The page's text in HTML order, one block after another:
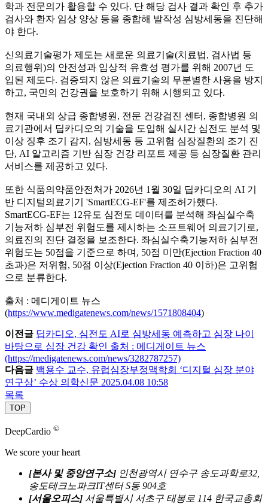
학과 전문의가 활용할 수 있다. 단 해당 검사 결과 확인 후 추가
검사와 환자 임상 양상 등을 종합해 발작성 심방세동을 진단해
야 한다.
신의료기술평가 제도는 새로운 의료기술(치료법, 검사법 등
의료행위)의 안전성과 임상적 유효성 평가를 위해 2007년 도
입된 제도다. 검증되지 않은 의료기술의 무분별한 사용을 방지
하고, 국민의 건강권을 보호하기 위해 시행되고 있다.
현재 국내외 상급 종합병원, 전문 건강검진 센터, 종합병원 의
료기관에서 딥카디오의 기술을 도입해 실시간 심전도 분석 및
이상 징후 조기 감지, 심방세동 등 고위험 심장질환의 조기 진
단, AI 알고리즘 기반 심장 건강 리포트 제공 등 심장질환 관리
서비스를 제공하고 있다.
또한 식품의약품안전처가 2026년 1월 30일 딥카디오의 AI 기
반 디지털의료기기 'SmartECG-EF'를 제조허가했다.
SmartECG-EF는 12유도 심전도 데이터를 분석해 좌심실수축
기능저하 심부전 위험도를 제시하는 소프트웨어 의료기기로,
의료진의 진단 결정을 보조한다. 좌심실수축기능저하 심부전
위험도는 50점을 기준으로 하며, 50점 미만(Ejection Fraction 40
초과)은 저위험, 50점 이상(Ejection Fraction 40 이하)은 고위험
으로 분류한다.
출처 : 메디게이트 뉴스
(https://www.medigatenews.com/news/1571808404)
이전글 딥카디오, 심전도 AI로 심방세동 예측하고 심장 나이
바탕으로 심장 건강 확인 출처 : 메디게이트 뉴스
(https://medigatenews.com/news/3282787257)
다음글 백용수 교수, 유럽심장부정맥학회 ‘디지털 심장 분야
연구상’ 수상 의학신문 2025.04.08 10:58
목록
TOP
DeepCardio ©
We score your heart
[본사 및 중앙연구소] 인천광역시 연수구 송도과학로32,
송도테크노파크IT센터 S동 904호
[서울오피스] 서울특별시 서초구 태봉로 114 한국교총회